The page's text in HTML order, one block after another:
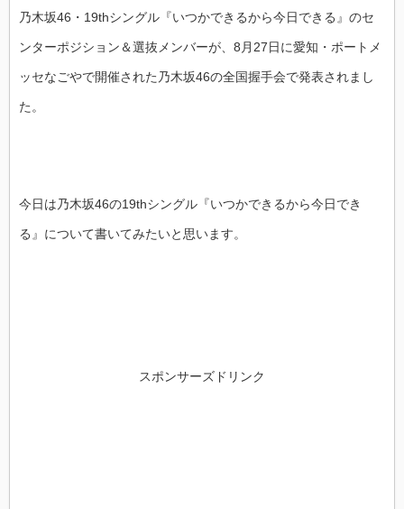
乃木坂46・19thシングル『いつかできるから今日できる』のセ
ンターポジション＆選抜メンバーが、8月27日に愛知・ポートメ
ッセなごやで開催された乃木坂46の全国握手会で発表されまし
た。
今日は乃木坂46の19thシングル『いつかできるから今日でき
る』について書いてみたいと思います。
スポンサーズドリンク